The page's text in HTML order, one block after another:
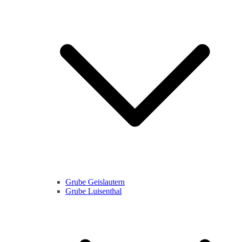
Grube Geislautern
Grube Luisenthal